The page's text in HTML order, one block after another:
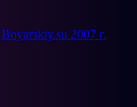
Boyarskiy.su 2007 г.